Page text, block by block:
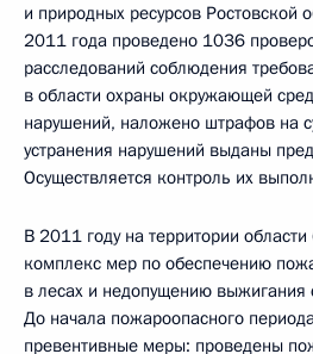
и природных ресурсов Ростовской
2011 года проведено 1036
расследований соблюдения
в области охраны окружающей
нарушений, наложено штрафов на
устранения нарушений выданы
Осуществляется контроль их
В 2011 году на территории
комплекс мер по обеспечению
в лесах и недопущению выжигания
До начала пожароопасного
превентивные меры: проведены